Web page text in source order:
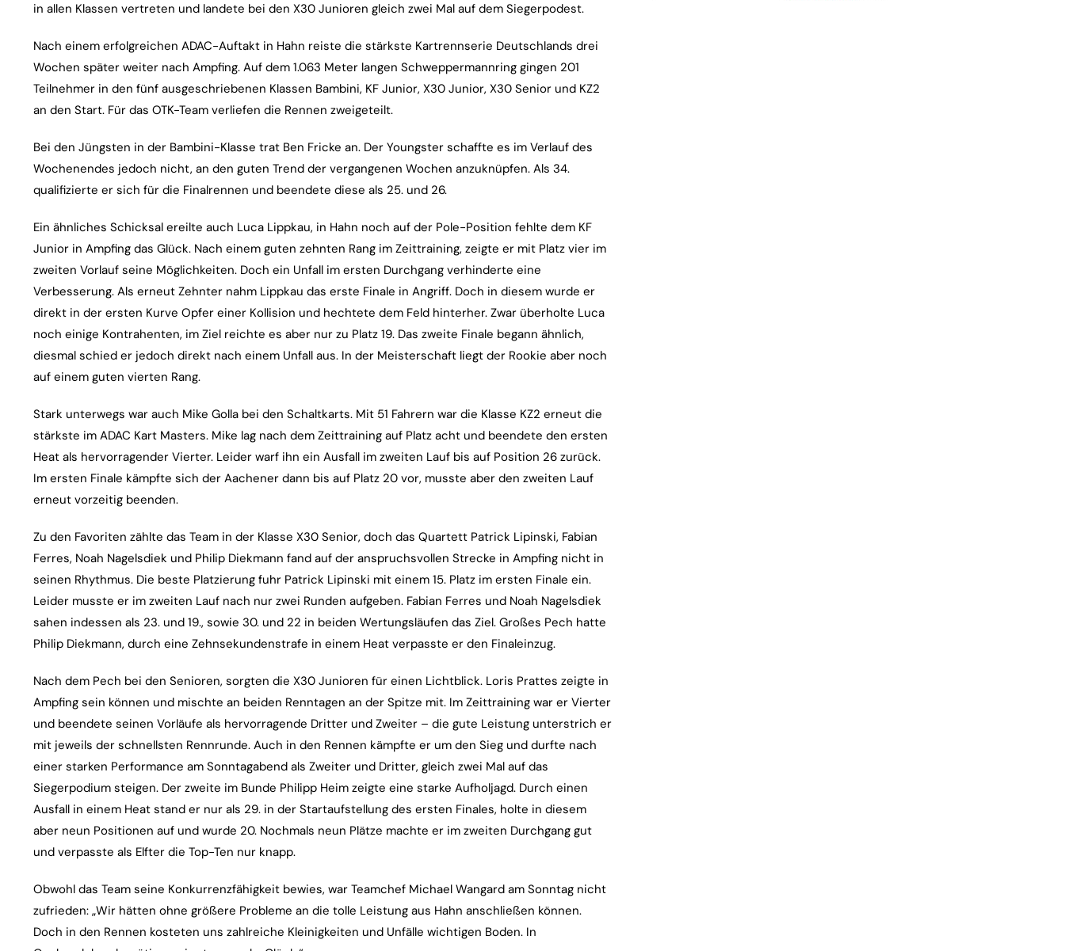
in allen Klassen vertreten und landete bei den X30 Junioren gleich zwei Mal auf dem Siegerpodest.
Nach einem erfolgreichen ADAC-Auftakt in Hahn reiste die stärkste Kartrennserie Deutschlands drei
Wochen später weiter nach Ampfing. Auf dem 1.063 Meter langen Schweppermannring gingen 201
Teilnehmer in den fünf ausgeschriebenen Klassen Bambini, KF Junior, X30 Junior, X30 Senior und KZ2
an den Start. Für das OTK-Team verliefen die Rennen zweigeteilt.
Bei den Jüngsten in der Bambini-Klasse trat Ben Fricke an. Der Youngster schaffte es im Verlauf des
Wochenendes jedoch nicht, an den guten Trend der vergangenen Wochen anzuknüpfen. Als 34.
qualifizierte er sich für die Finalrennen und beendete diese als 25. und 26.
Ein ähnliches Schicksal ereilte auch Luca Lippkau, in Hahn noch auf der Pole-Position fehlte dem KF
Junior in Ampfing das Glück. Nach einem guten zehnten Rang im Zeittraining, zeigte er mit Platz vier im
zweiten Vorlauf seine Möglichkeiten. Doch ein Unfall im ersten Durchgang verhinderte eine
Verbesserung. Als erneut Zehnter nahm Lippkau das erste Finale in Angriff. Doch in diesem wurde er
direkt in der ersten Kurve Opfer einer Kollision und hechtete dem Feld hinterher. Zwar überholte Luca
noch einige Kontrahenten, im Ziel reichte es aber nur zu Platz 19. Das zweite Finale begann ähnlich,
diesmal schied er jedoch direkt nach einem Unfall aus. In der Meisterschaft liegt der Rookie aber noch
auf einem guten vierten Rang.
Stark unterwegs war auch Mike Golla bei den Schaltkarts. Mit 51 Fahrern war die Klasse KZ2 erneut die
stärkste im ADAC Kart Masters. Mike lag nach dem Zeittraining auf Platz acht und beendete den ersten
Heat als hervorragender Vierter. Leider warf ihn ein Ausfall im zweiten Lauf bis auf Position 26 zurück.
Im ersten Finale kämpfte sich der Aachener dann bis auf Platz 20 vor, musste aber den zweiten Lauf
erneut vorzeitig beenden.
Zu den Favoriten zählte das Team in der Klasse X30 Senior, doch das Quartett Patrick Lipinski, Fabian
Ferres, Noah Nagelsdiek und Philip Diekmann fand auf der anspruchsvollen Strecke in Ampfing nicht in
seinen Rhythmus. Die beste Platzierung fuhr Patrick Lipinski mit einem 15. Platz im ersten Finale ein.
Leider musste er im zweiten Lauf nach nur zwei Runden aufgeben. Fabian Ferres und Noah Nagelsdiek
sahen indessen als 23. und 19., sowie 30. und 22 in beiden Wertungsläufen das Ziel. Großes Pech hatte
Philip Diekmann, durch eine Zehnsekundenstrafe in einem Heat verpasste er den Finaleinzug.
Nach dem Pech bei den Senioren, sorgten die X30 Junioren für einen Lichtblick. Loris Prattes zeigte in
Ampfing sein können und mischte an beiden Renntagen an der Spitze mit. Im Zeittraining war er Vierter
und beendete seinen Vorläufe als hervorragende Dritter und Zweiter – die gute Leistung unterstrich er
mit jeweils der schnellsten Rennrunde. Auch in den Rennen kämpfte er um den Sieg und durfte nach
einer starken Performance am Sonntagabend als Zweiter und Dritter, gleich zwei Mal auf das
Siegerpodium steigen. Der zweite im Bunde Philipp Heim zeigte eine starke Aufholjagd. Durch einen
Ausfall in einem Heat stand er nur als 29. in der Startaufstellung des ersten Finales, holte in diesem
aber neun Positionen auf und wurde 20. Nochmals neun Plätze machte er im zweiten Durchgang gut
und verpasste als Elfter die Top-Ten nur knapp.
Obwohl das Team seine Konkurrenzfähigkeit bewies, war Teamchef Michael Wangard am Sonntag nicht
zufrieden: „Wir hätten ohne größere Probleme an die tolle Leistung aus Hahn anschließen können.
Doch in den Rennen kosteten uns zahlreiche Kleinigkeiten und Unfälle wichtigen Boden. In